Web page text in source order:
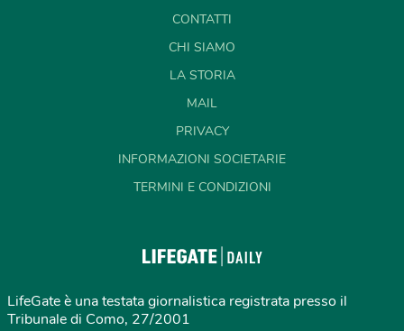
CONTATTI
CHI SIAMO
LA STORIA
MAIL
PRIVACY
INFORMAZIONI SOCIETARIE
TERMINI E CONDIZIONI
LifeGate è una testata giornalistica registrata presso il
Tribunale di Como, 27/2001